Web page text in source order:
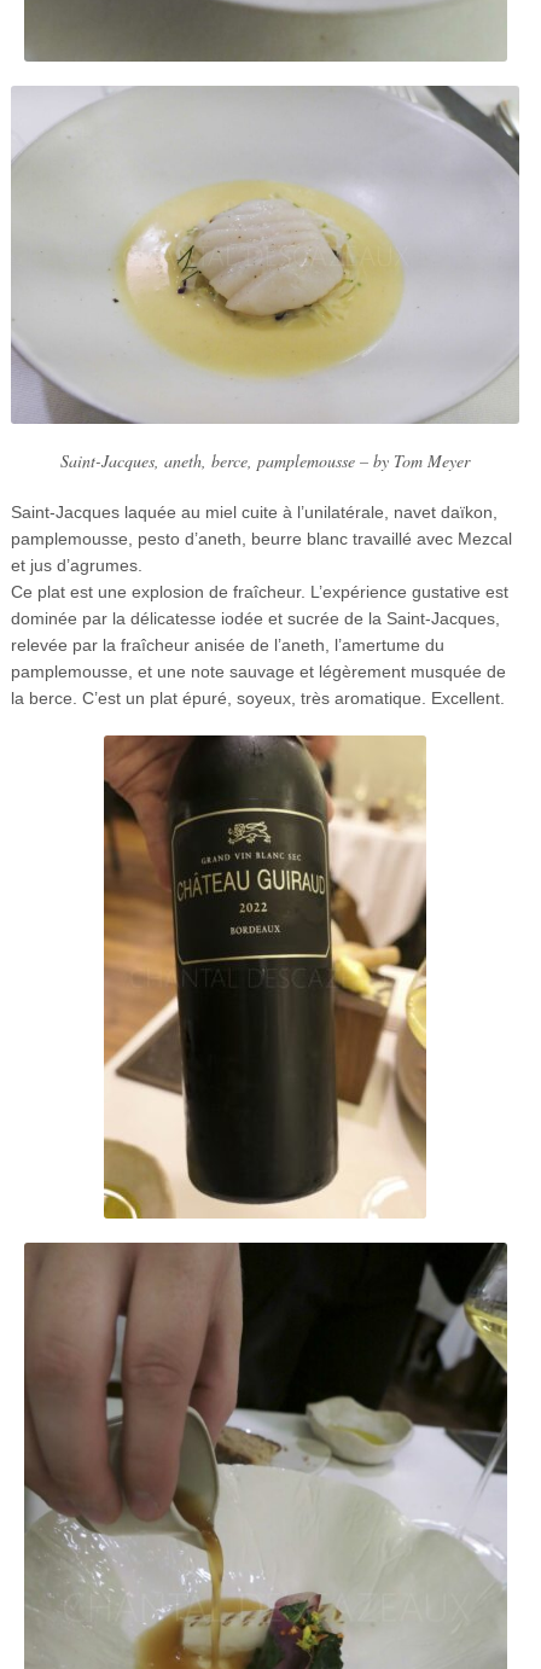
Saint-Jacques, aneth, berce, pamplemousse – by Tom Meyer
Saint-Jacques laquée au miel cuite à l’unilatérale, navet daïkon,
pamplemousse, pesto d’aneth, beurre blanc travaillé avec Mezcal
et jus d’agrumes.
Ce plat est une explosion de fraîcheur. L’expérience gustative est
dominée par la délicatesse iodée et sucrée de la Saint-Jacques,
relevée par la fraîcheur anisée de l’aneth, l’amertume du
pamplemousse, et une note sauvage et légèrement musquée de
la berce. C’est un plat épuré, soyeux, très aromatique. Excellent.